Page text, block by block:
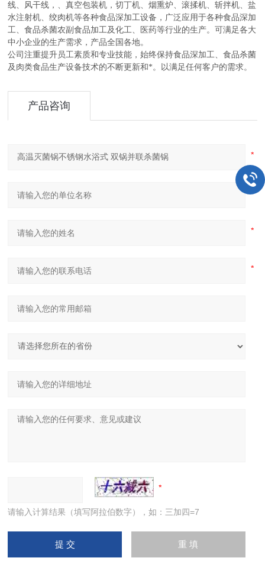
线、风干线，、真空包装机，切丁机、烟熏炉、滚揉机、斩拌机、盐
水注射机、绞肉机等各种食品深加工设备，广泛应用于各种食品深加
工、食品杀菌农副食品加工及化工、医药等行业的生产。可满足各大
中小企业的生产需求，产品全国各地。
公司注重提升员工素质和专业技能，始终保持食品深加工、食品杀菌
及肉类食品生产设备技术的不断更新和*。以满足任何客户的需求。
产品咨询
请输入计算结果（填写阿拉伯数字），如：三加四=7